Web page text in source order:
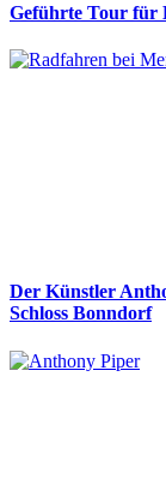
Geführte Tour für
Der Künstler
Schloss Bonndorf